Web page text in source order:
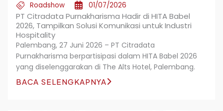
Roadshow 01/07/2026
PT Citradata Purnakharisma Hadir di HITA Babel
2026, Tampilkan Solusi Komunikasi untuk Industri
Hospitality
Palembang, 27 Juni 2026 – PT Citradata
Purnakharisma berpartisipasi dalam HITA Babel 2026
yang diselenggarakan di The Alts Hotel, Palembang.
BACA SELENGKAPNYA